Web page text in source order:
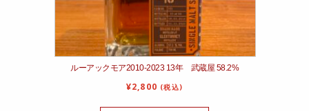
ルーアックモア2010-2023 13年 武蔵屋 58.2%
¥2,800 (税込)